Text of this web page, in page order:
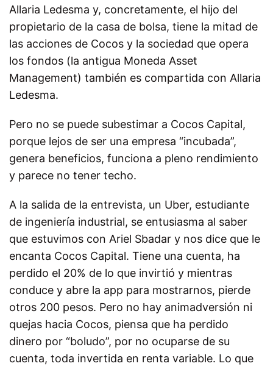
Allaria Ledesma y, concretamente, el hijo del
propietario de la casa de bolsa, tiene la mitad de
las acciones de Cocos y la sociedad que opera
los fondos (la antigua Moneda Asset
Management) también es compartida con Allaria
Ledesma.
Pero no se puede subestimar a Cocos Capital,
porque lejos de ser una empresa “incubada”,
genera beneficios, funciona a pleno rendimiento
y parece no tener techo.
A la salida de la entrevista, un Uber, estudiante
de ingeniería industrial, se entusiasma al saber
que estuvimos con Ariel Sbadar y nos dice que le
encanta Cocos Capital. Tiene una cuenta, ha
perdido el 20% de lo que invirtió y mientras
conduce y abre la app para mostrarnos, pierde
otros 200 pesos. Pero no hay animadversión ni
quejas hacia Cocos, piensa que ha perdido
dinero por “boludo”, por no ocuparse de su
cuenta, toda invertida en renta variable. Lo que